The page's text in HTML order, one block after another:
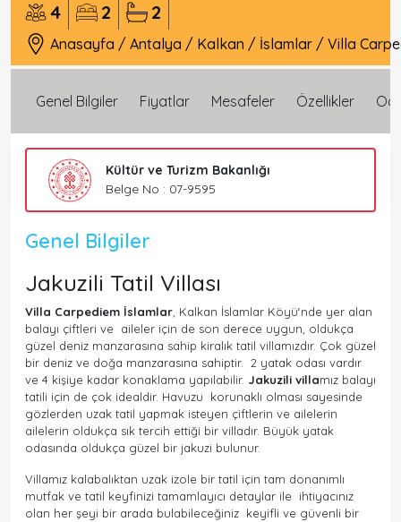
4 2 2
Anasayfa / Antalya / Kalkan / İslamlar / Villa
Genel Bilgiler Fiyatlar Mesafeler Özellikler
Kültür ve Turizm Bakanlığı
Belge No : 07-9595
Genel Bilgiler
Jakuzili Tatil Villası
Villa Carpediem İslamlar , Kalkan İslamlar Köyü‘nde yer alan
balayı çiftleri ve aileler için de son derece uygun, oldukça
güzel deniz manzarasına sahip kiralık tatil villamızdır. Çok güzel
bir deniz ve doğa manzarasına sahiptir. 2 yatak odası vardır
ve 4 kişiye kadar konaklama yapılabilir. Jakuzili villamız balayı
tatili için de çok idealdir. Havuzu korunaklı olması sayesinde
gözlerden uzak tatil yapmak isteyen çiftlerin ve ailelerin
ailelerin oldukça sık tercih ettiği bir villadır. Büyük yatak
odasında oldukça güzel bir jakuzi bulunur.
Villamız kalabalıktan uzak izole bir tatil için tam donanımlı
mutfak ve tatil keyfinizi tamamlayıcı detaylar ile ihtiyacınız
olan her şeyi bir arada bulabileceğiniz keyifli ve güvenli bir